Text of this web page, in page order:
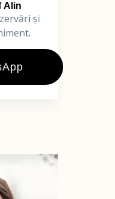
Alin
și